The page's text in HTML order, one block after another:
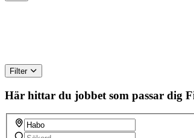
Filter
Här hittar du jobbet som passar dig